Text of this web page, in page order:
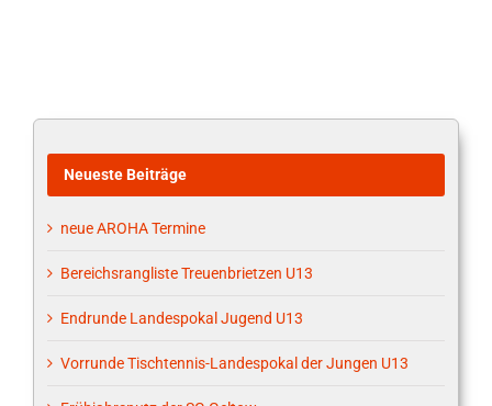
Neueste Beiträge
neue AROHA Termine
Bereichsrangliste Treuenbrietzen U13
Endrunde Landespokal Jugend U13
Vorrunde Tischtennis-Landespokal der Jungen U13